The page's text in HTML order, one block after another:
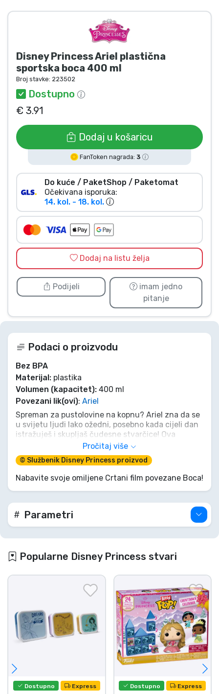
Disney Princess Ariel plastična
sportska boca 400 ml
Broj stavke: 223502
Dostupno
€ 3.91
Dodaj u košaricu
FanToken nagrada: 3
Do kuće / PaketShop / Paketomat
Očekivana isporuka:
14. kol. - 18. kol.
Dodaj na listu želja
Podijeli
imam jedno
pitanje
Podaci o proizvodu
Bez BPA
Materijal: plastika
Volumen (kapacitet): 400 ml
Povezani lik(ovi): Ariel
Spreman za pustolovine na kopnu? Ariel zna da se
u svijetu ljudi lako ožedni, posebno kada cijeli dan
istražuješ i skupljaš čudesne stvarčice! Ova
sportska boca od 400 ml u morsko plavoj boji
savršen je pratitelj za školu ili igru. Lagana je,
izdržljiva i donosi čaroliju oceana kamo god
krenula. Ne dopusti da ti ponestane glasa dok
pjevaš svoje omiljene pjesme – ostani hidrirana uz
najdražu morsku sirenu!
Pročitaj više
© Službenik Disney Princess proizvod
Nabavite svoje omiljene Crtani film povezane Boca!
Parametri
Popularne Disney Princess stvari
Dostupno Express Dostupno Express
Anime proizvodi
Gamer proizvodi
Sportski proizvodi
Glazbeni proizvodi
Vrste proizvoda
Marke